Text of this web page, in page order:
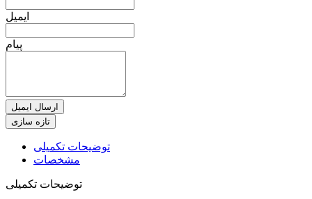
ایمیل
پیام
ارسال ایمیل
توضیحات تکمیلی
مشخصات
توضیحات تکمیلی